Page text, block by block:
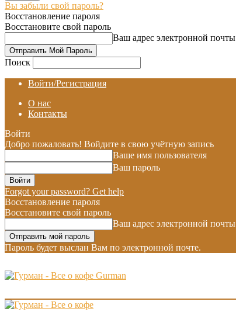
Вы забыли свой пароль?
Восстановление пароля
Восстановите свой пароль
Ваш адрес электронной почты
Поиск
Войти/Регистрация
О нас
Контакты
Войти
Добро пожаловать! Войдите в свою учётную запись
Ваше имя пользователя
Ваш пароль
Forgot your password? Get help
Восстановление пароля
Восстановите свой пароль
Ваш адрес электронной почты
Пароль будет выслан Вам по электронной почте.
Gurman